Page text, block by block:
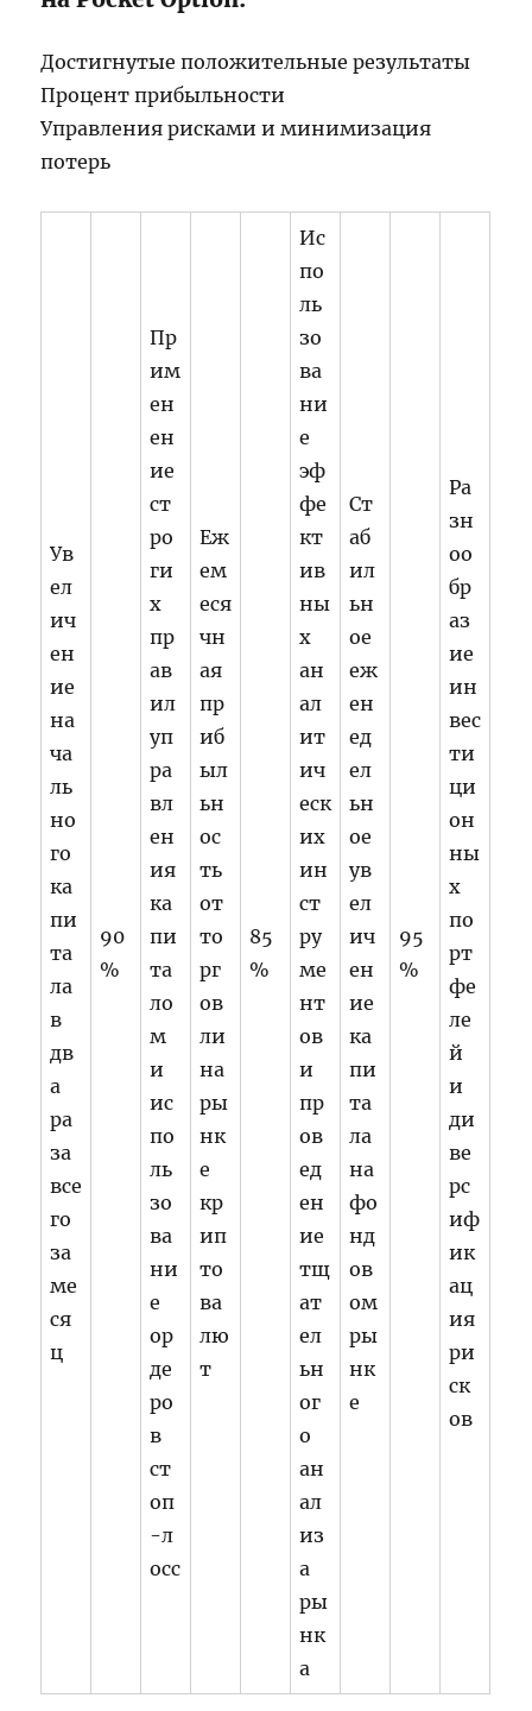
Достигнутые положительные результаты
Процент прибыльности
Управления рисками и минимизация
потерь
Ув
ел
ич
ен
ие
на
ча
ль
но
го
ка
пи
та
ла
в
дв
а
ра
за
все
го
за
ме
ся
ц
90
%
Пр
им
ен
ен
ие
ст
ро
ги
х
пр
ав
ил
уп
ра
вл
ен
ия
ка
пи
та
ло
м
и
ис
по
ль
зо
ва
ни
е
ор
де
ро
в
ст
оп
-л
осс
Еж
ем
еся
чн
ая
пр
иб
ыл
ьн
ос
ть
от
то
рг
ов
ли
на
ры
нк
е
кр
ип
то
ва
лю
т
85
%
Ис
по
ль
зо
ва
ни
е
эф
фе
кт
ив
ны
х
ан
ал
ит
ич
еск
их
ин
ст
ру
ме
нт
ов
и
пр
ов
ед
ен
ие
тщ
ат
ел
ьн
ог
о
ан
ал
из
а
ры
нк
а
Ст
аб
ил
ьн
ое
еж
ен
ед
ел
ьн
ое
ув
ел
ич
ен
ие
ка
пи
та
ла
на
фо
нд
ов
ом
ры
нк
е
95
%
Ра
зн
оо
бр
аз
ие
ин
вес
ти
ци
он
ны
х
по
рт
фе
ле
й
и
ди
ве
рс
иф
ик
ац
ия
ри
ск
ов